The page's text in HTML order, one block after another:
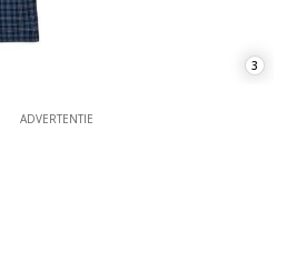
3
ADVERTENTIE